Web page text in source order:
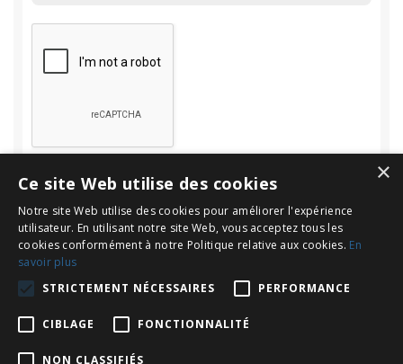
Rechercher
Rechercher :
×
Ce site Web utilise des cookies
Notre site Web utilise des cookies pour améliorer l'expérience
utilisateur. En utilisant notre site Web, vous acceptez tous les
cookies conformément à notre Politique relative aux cookies. En
savoir plus
STRICTEMENT NÉCESSAIRES
PERFORMANCE
CIBLAGE FONCTIONNALITÉ
NON CLASSIFIÉS